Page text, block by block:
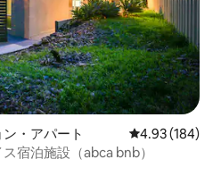
・アパート レビュー184
4.93 (184)
宿泊施設（abca bnb）